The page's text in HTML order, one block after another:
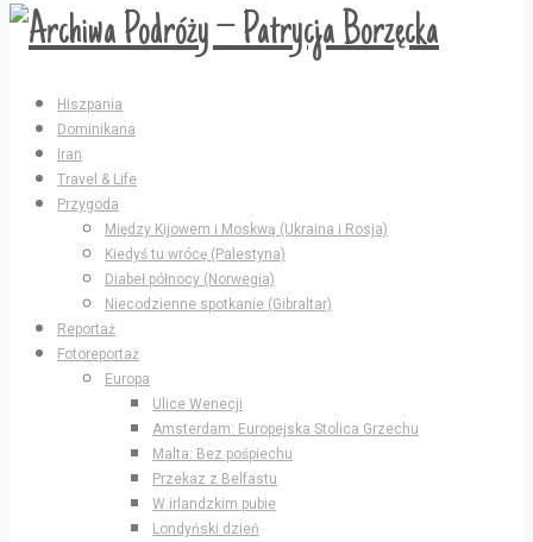
Hiszpania
Dominikana
Iran
Travel & Life
Przygoda
Między Kijowem i Moskwą (Ukraina i Rosja)
Kiedyś tu wrócę (Palestyna)
Diabeł północy (Norwegia)
Niecodzienne spotkanie (Gibraltar)
Reportaż
Fotoreportaż
Europa
Ulice Wenecji
Amsterdam: Europejska Stolica Grzechu
Malta: Bez pośpiechu
Przekaz z Belfastu
W irlandzkim pubie
Londyński dzień